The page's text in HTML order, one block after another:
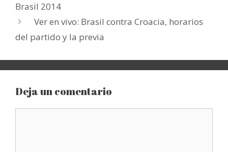
Brasil 2014
Ver en vivo: Brasil contra Croacia, horarios
del partido y la previa
Deja un comentario